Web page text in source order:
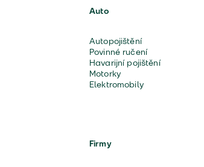
Auto
Autopojištění
Povinné ručení
Havarijní pojištění
Motorky
Elektromobily
Firmy